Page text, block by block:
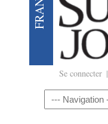
Se connecter |
Navigation